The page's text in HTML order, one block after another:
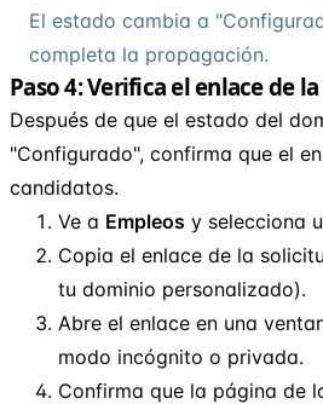
El estado cambia a
completa la propagación.
Paso 4: Verifica el enlace de
Después de que el estado del
"Configurado", confirma que el
candidatos.
Ve a Empleos y selecciona
Copia el enlace de la
tu dominio personalizado).
Abre el enlace en una
modo incógnito o privada.
Confirma que la página de